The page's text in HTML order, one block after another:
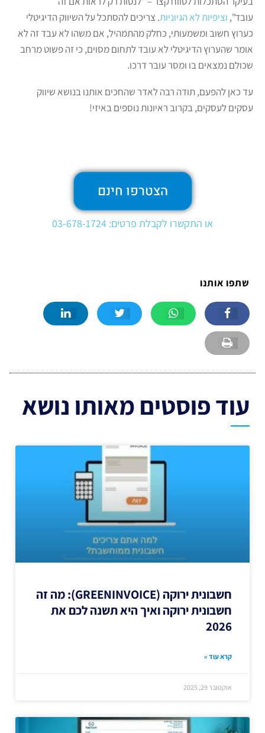
עובד", וציפיות לא הגיוניות. צריכים להסתכל על השיווק הדיגיטלי
כערוץ חשוב ומשמעותי, כחלק מהתמהיל, אם משהו לא עבד זה לא
אומר שהערוץ הדיגיטלי לא עובד לתחום מסוים, כי זה פשוט מרחב
שכולם נמצאים בו ומסר עובר דרכו.
עד כאן להפעם, תודה רבה לאדר שהחכים אותנו בנושא שיווק
עסקים לעסקים, בקרוב ראיונות נוספים באיזי!
הצטרפו חינם
או התקשרו לקבלת פרטים: 03-678-1724
שתפו אותנו
עוד פוסטים מאותו נושא
חשבונית ירוקה (GREENINVOICE): מה זה
חשבונית ירוקה ואיך היא תשנה לכם את
2026
קרא עוד »
אוקטובר 29, 2025